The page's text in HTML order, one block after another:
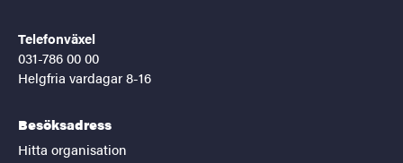
Telefonväxel
031-786 00 00
Helgfria vardagar 8-16
Besöksadress
Hitta organisation